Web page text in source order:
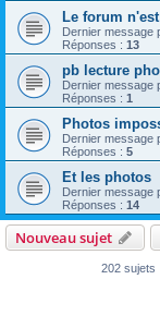
Le forum
Dernier message
Réponses : 13
pb lecture
Dernier message
Réponses : 1
Photos
Dernier message
Réponses : 5
Et les photos
Dernier message
Réponses : 14
Nouveau sujet
202 sujets